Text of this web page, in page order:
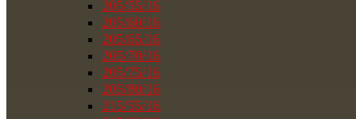
205/55/16
205/60/16
205/65/16
205/70/16
205/75/16
205/80/16
215/55/16